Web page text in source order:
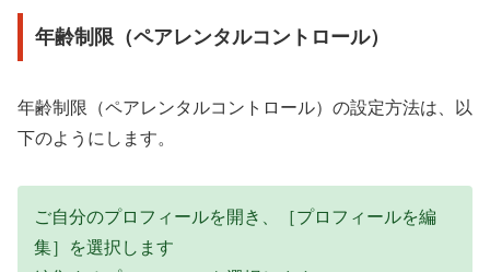
年齢制限（ペアレンタルコントロール）
年齢制限（ペアレンタルコントロール）の設定方法は、以
下のようにします。
ご自分のプロフィールを開き、［プロフィールを編
集］を選択します